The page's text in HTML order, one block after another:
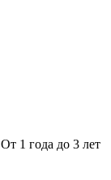
От 1 года до 3 лет